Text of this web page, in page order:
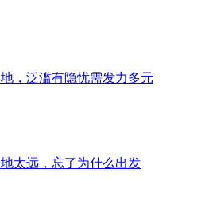
，泛滥有隐忧需发力多元
太远，忘了为什么出发